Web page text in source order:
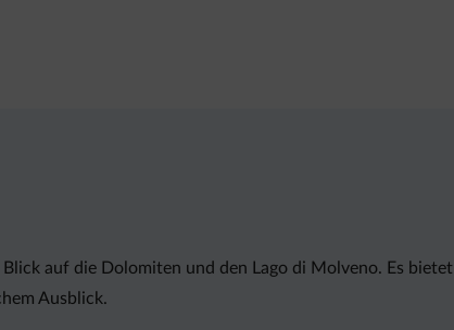
auf die Dolomiten und den Lago di Molveno. Es
Ausblick.